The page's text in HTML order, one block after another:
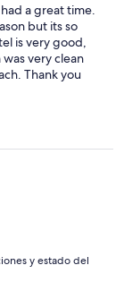
a great time.
but its so
is very good,
very clean
Thank you
highly
y estado del